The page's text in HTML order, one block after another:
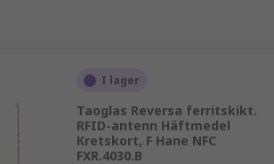
I lager
Taoglas Reversa ferritskikt.
RFID-antenn Häftmedel
Kretskort, F Hane NFC
FXR.4030.B